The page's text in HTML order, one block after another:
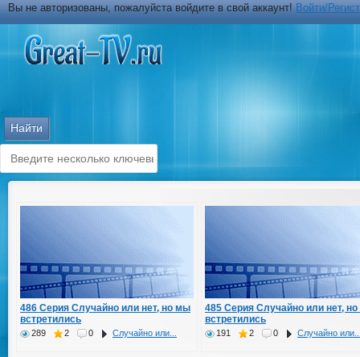
Вы не авторизованы, пожалуйста войдите в свой аккаунт!Войти/
486 Серия Случайно или нет, но мы
встретились
289 2 0 Случайно или...
485 Серия Случайно или нет,
встретились
191 2 0 Случайно